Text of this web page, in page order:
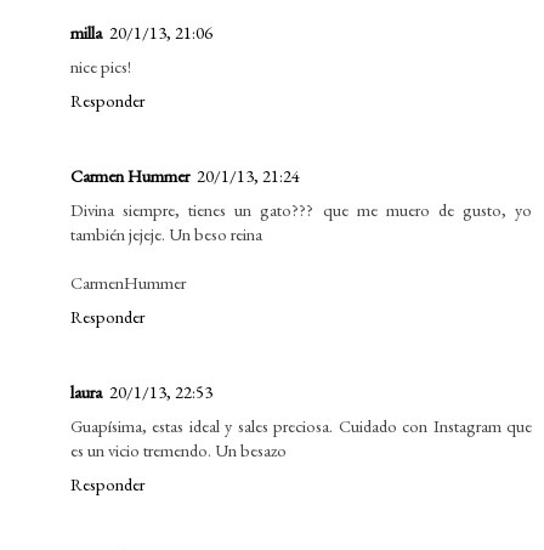
milla 20/1/13, 21:06
nice pics!
Responder
Carmen Hummer 20/1/13, 21:24
Divina siempre, tienes un gato??? que me muero de gusto, yo
también jejeje. Un beso reina
CarmenHummer
Responder
laura 20/1/13, 22:53
Guapísima, estas ideal y sales preciosa. Cuidado con Instagram que
es un vicio tremendo. Un besazo
Responder